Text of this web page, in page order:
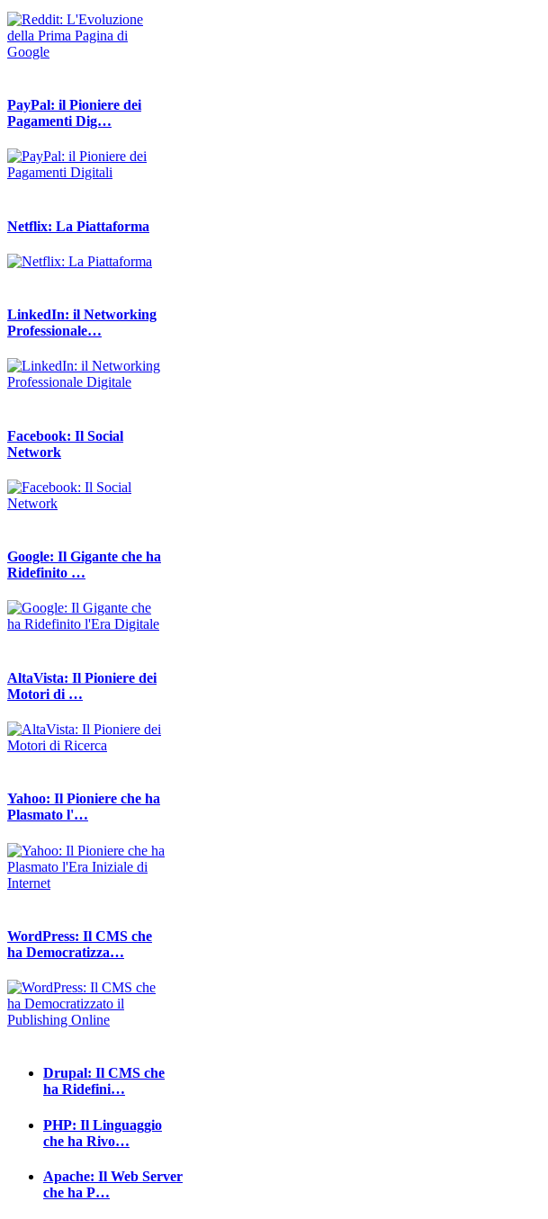
PayPal: il Pioniere dei
Pagamenti Dig…
Netflix: La Piattaforma
LinkedIn: il Networking
Professionale…
Facebook: Il Social
Network
Google: Il Gigante che ha
Ridefinito …
AltaVista: Il Pioniere dei
Motori di …
Yahoo: Il Pioniere che ha
Plasmato l'…
WordPress: Il CMS che
ha Democratizza…
Drupal: Il CMS che
ha Ridefini…
PHP: Il Linguaggio
che ha Rivo…
Apache: Il Web Server
che ha P…